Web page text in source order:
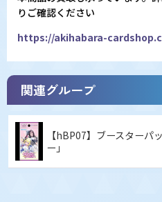
りご確認ください
https://akihabara-
関連グループ
【hBP07】ブースターパ
ー」